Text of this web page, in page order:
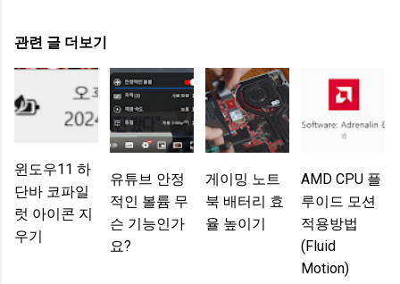
관련 글 더보기
윈도우11 하
단바 코파일
럿 아이콘 지
우기
유튜브 안정
적인 볼륨 무
슨 기능인가
요?
게이밍 노트
북 배터리 효
율 높이기
AMD CPU 플
루이드 모션
적용방법
(fluid
Motion)